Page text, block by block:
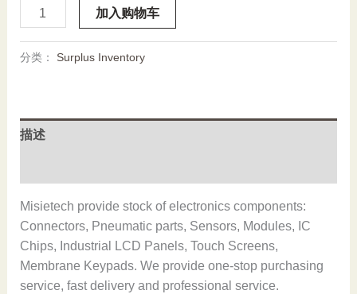
SMC
VVQC4000-
D-
original,In
量
加入购物车
分类： Surplus Inventory
描述
Misietech provide stock of electronics components:
Connectors, Pneumatic parts, Sensors, Modules, IC
Chips, Industrial LCD Panels, Touch Screens,
Membrane Keypads. We provide one-stop purchasing
service, fast delivery and professional service.